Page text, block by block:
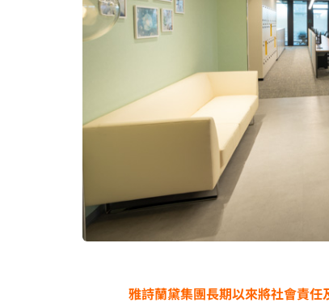
雅詩蘭黛集團長期以來將社會責